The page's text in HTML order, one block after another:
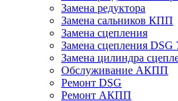
Замена редуктора
Замена сальников КПП
Замена сцепления
Замена сцепления DSG
Замена цилиндра
Обслуживание АКПП
Ремонт DSG
Ремонт АКПП